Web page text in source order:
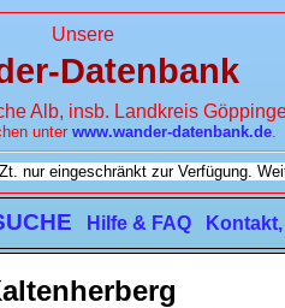
Unsere
Datenbank
Alb, insb. Landkreis
unter www.wander-datenbank.de.
nur eingeschränkt zur Verfügung.
Hilfe & FAQ